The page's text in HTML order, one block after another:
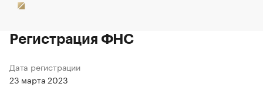
Регистрация ФНС
Дата регистрации
23 марта 2023